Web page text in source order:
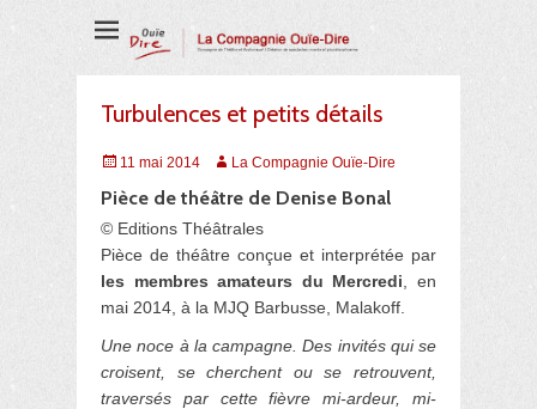
La Compagnie
Ouïe-Dire
Compagnie de Théâtre et Audiovisuel
Turbulences et petits détails
Posted
11 mai 2014 Auteur
La Compagnie Ouïe-Dire
Pièce de théâtre de Denise Bonal
© Editions Théâtrales
Pièce de théâtre conçue et interprétée par
les membres amateurs du Mercredi , en
mai 2014, à la MJQ Barbusse, Malakoff.
Une noce à la campagne. Des invités qui se
croisent, se cherchent ou se retrouvent,
traversés par cette fièvre mi-ardeur, mi-